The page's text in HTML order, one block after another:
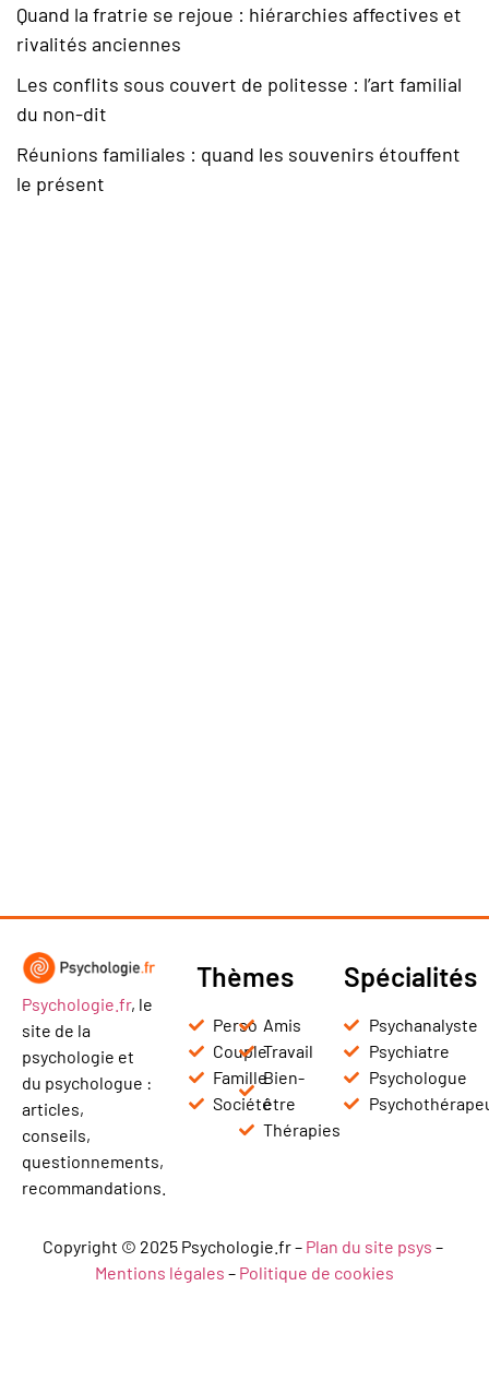
Quand la fratrie se rejoue : hiérarchies affectives et
rivalités anciennes
Les conflits sous couvert de politesse : l’art familial
du non-dit
Réunions familiales : quand les souvenirs étouffent
le présent
Psychologie.fr, le
site de la
psychologie et
du psychologue :
articles,
conseils,
questionnements,
recommandations.
Thèmes
Perso
Couple
Famille
Société
Amis
Travail
Bien-
être
Thérapies
Spécialités
Psychanalyste
Psychiatre
Psychologue
Copyright © 2025 Psychologie.fr – Plan du site psys –
Mentions légales – Politique de cookies